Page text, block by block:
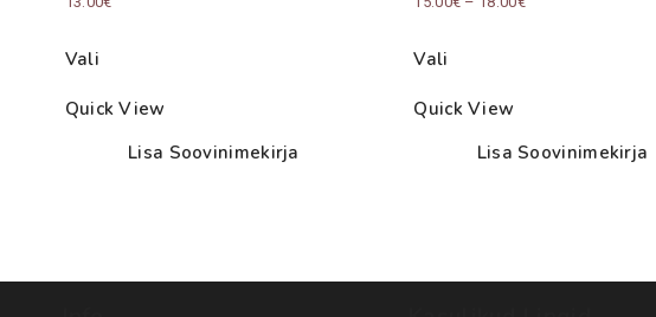
Vali
Quick View
Lisa Soovinimekirja
Vali
Quick View
Lisa Soovinimekirja